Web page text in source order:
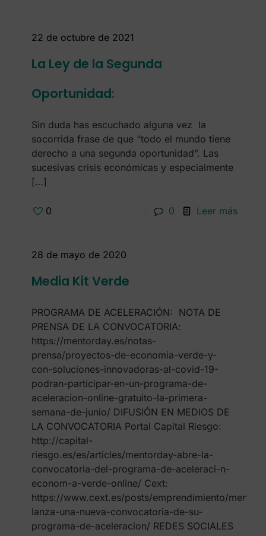
22 de octubre de 2021
La Ley de la Segunda
Oportunidad:
Sin duda has escuchado alguna vez la
socorrida frase de que “todo el mundo tiene
derecho a una segunda oportunidad”. Las
sucesivas crisis económicas y especialmente
[…]
0 0 Leer más
28 de mayo de 2020
Media Kit Verde
PROGRAMA DE ACELERACIÓN: NOTA DE
PRENSA DE LA CONVOCATORIA:
https://mentorday.es/notas-
prensa/proyectos-de-economia-verde-y-
con-soluciones-innovadoras-al-covid-19-
podran-participar-en-un-programa-de-
aceleracion-online-gratuito-la-primera-
semana-de-junio/ DIFUSIÓN EN MEDIOS DE
LA CONVOCATORIA Portal Capital Riesgo:
http://capital-
riesgo.es/es/articles/mentorday-abre-la-
convocatoria-del-programa-de-aceleraci-n-
econom-a-verde-online/ Cext:
https://www.cext.es/posts/emprendimiento/
lanza-una-nueva-convocatoria-de-su-
programa-de-aceleracion/ REDES SOCIALES